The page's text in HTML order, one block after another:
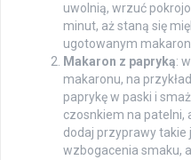
uwolnią, wrzuć
minut, aż staną się
ugotowanym
Makaron z papryką:
makaronu, na
paprykę w paski i
czosnkiem na patelni,
dodaj przyprawy takie
wzbogacenia smaku,